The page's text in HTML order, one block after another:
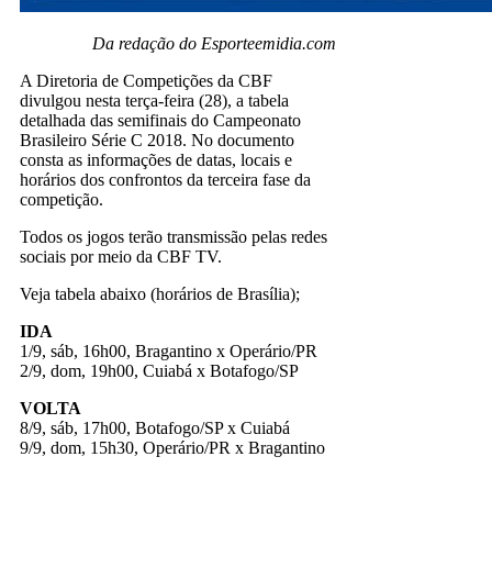
Da redação do Esporteemidia.com
A Diretoria de Competições da CBF
divulgou nesta terça-feira (28), a tabela
detalhada das semifinais do Campeonato
Brasileiro Série C 2018. No documento
consta as informações de datas, locais e
horários dos confrontos da terceira fase da
competição.
Todos os jogos terão transmissão pelas redes
sociais por meio da CBF TV.
Veja tabela abaixo (horários de Brasília);
IDA
1/9, sáb, 16h00, Bragantino x Operário/PR
2/9, dom, 19h00, Cuiabá x Botafogo/SP
VOLTA
8/9, sáb, 17h00, Botafogo/SP x Cuiabá
9/9, dom, 15h30, Operário/PR x Bragantino